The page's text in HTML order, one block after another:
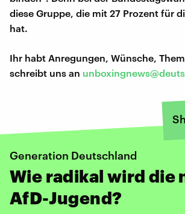
diese Gruppe, die mit 27 Prozent für
hat.
Ihr habt Anregungen, Wünsche,
schreibt uns an
Generation Deutschland
Wie radikal wird die
AfD-Jugend?